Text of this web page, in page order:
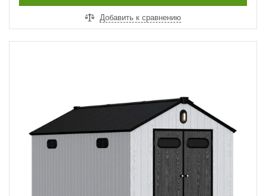
Добавить к сравнению